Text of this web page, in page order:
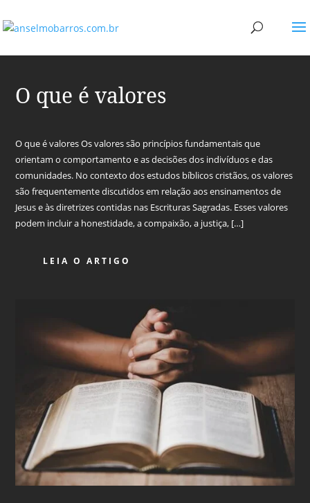
O que é valores
O que é valores Os valores são princípios fundamentais que
orientam o comportamento e as decisões dos indivíduos e das
comunidades. No contexto dos estudos bíblicos cristãos, os valores
são frequentemente discutidos em relação aos ensinamentos de
Jesus e às diretrizes contidas nas Escrituras Sagradas. Esses valores
podem incluir a honestidade, a compaixão, a justiça, […]
LEIA O ARTIGO